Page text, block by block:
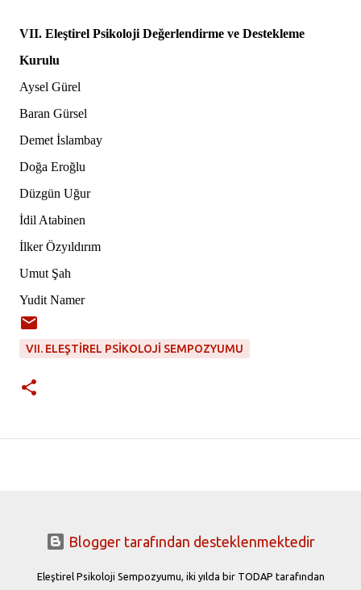
VII. Eleştirel Psikoloji Değerlendirme ve Destekleme
Kurulu
Aysel Gürel
Baran Gürsel
Demet İslambay
Doğa Eroğlu
Düzgün Uğur
İdil Atabinen
İlker Özyıldırım
Umut Şah
Yudit Namer
VII. ELEŞTIREL PSIKOLOJI SEMPOZYUMU
Blogger tarafından desteklenmektedir
Eleştirel Psikoloji Sempozyumu, iki yılda bir TODAP tarafından